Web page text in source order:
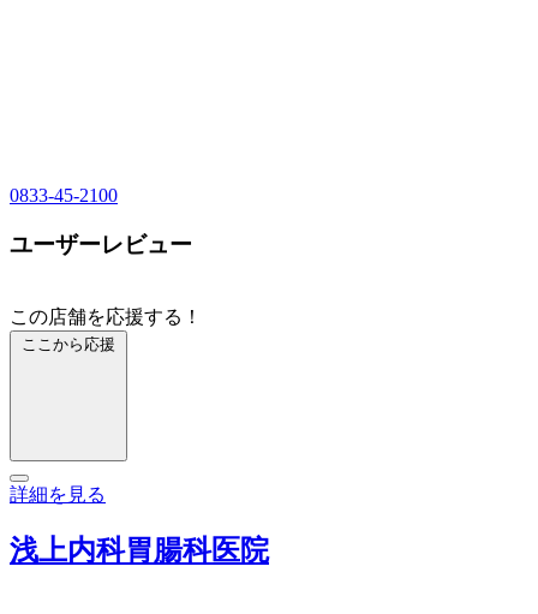
0833-45-2100
ユーザーレビュー
この店舗を応援する！
ここから応援
詳細を見る
浅上内科胃腸科医院